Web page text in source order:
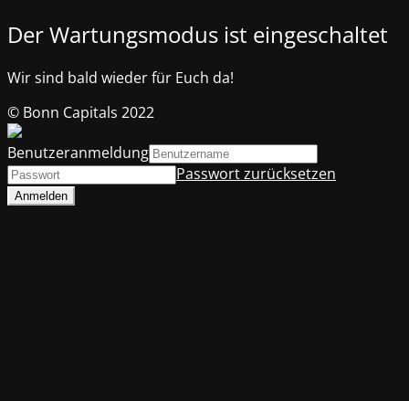
Der Wartungsmodus ist eingeschaltet
Wir sind bald wieder für Euch da!
© Bonn Capitals 2022
Benutzeranmeldung
Passwort zurücksetzen